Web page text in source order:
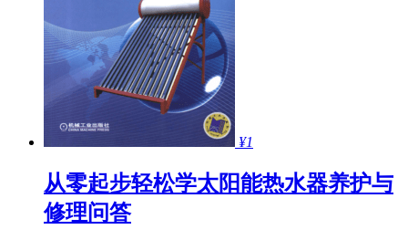
¥1
从零起步轻松学太阳能热水器养护与
修理问答